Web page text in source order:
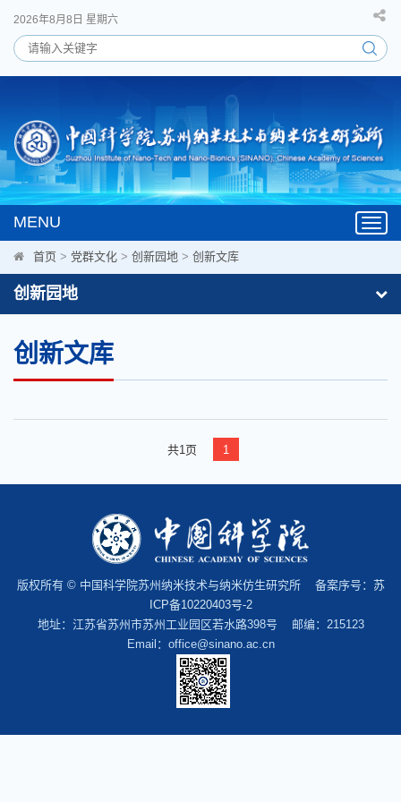
2026年8月8日 星期六
MENU
首页 > 党群文化 > 创新园地 > 创新文库
创新园地
创新文库
共1页 1
版权所有 © 中国科学院苏州纳米技术与纳米仿生研究所 备案序号： 苏
ICP备10220403号-2
地址：江苏省苏州市苏州工业园区若水路398号 邮编：215123
Email：office@sinano.ac.cn